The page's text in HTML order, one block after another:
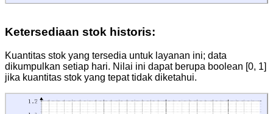
Ketersediaan stok historis:
Kuantitas stok yang tersedia untuk layanan ini; data
dikumpulkan setiap hari. Nilai ini dapat berupa boolean [0, 1]
jika kuantitas stok yang tepat tidak diketahui.